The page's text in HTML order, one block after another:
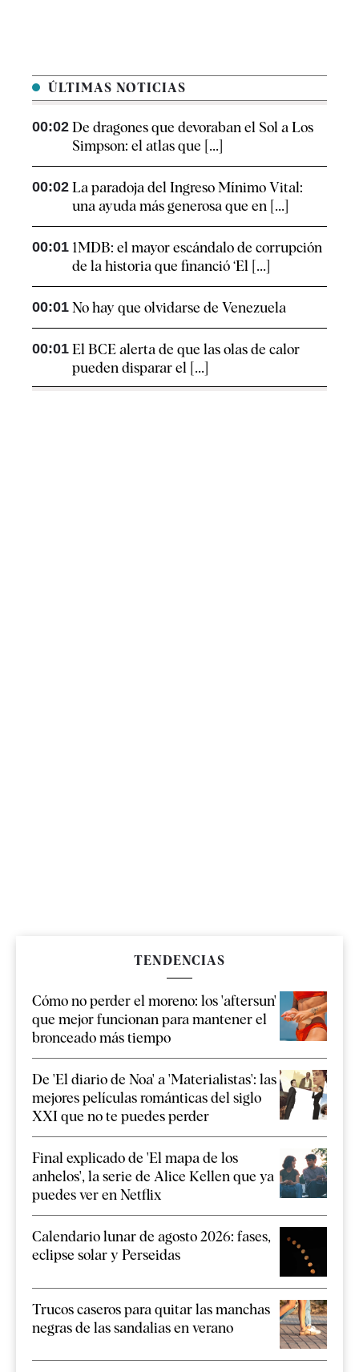
ÚLTIMAS NOTICIAS
00:02 De dragones que devoraban el Sol a Los
Simpson: el atlas que [...]
00:02 La paradoja del Ingreso Mínimo Vital:
una ayuda más generosa que en [...]
00:01 1MDB: el mayor escándalo de corrupción
de la historia que financió ‘El [...]
00:01 No hay que olvidarse de Venezuela
00:01 El BCE alerta de que las olas de calor
pueden disparar el [...]
TENDENCIAS
Cómo no perder el moreno: los 'aftersun'
que mejor funcionan para mantener el
bronceado más tiempo
De 'El diario de Noa' a 'Materialistas': las
mejores películas románticas del siglo
XXI que no te puedes perder
Final explicado de 'El mapa de los
anhelos', la serie de Alice Kellen que ya
puedes ver en Netflix
Calendario lunar de agosto 2026: fases,
eclipse solar y Perseidas
Trucos caseros para quitar las manchas
negras de las sandalias en verano